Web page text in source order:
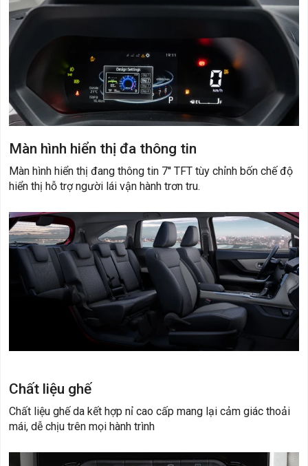
Màn hình hiển thị đa thông tin
Màn hình hiển thị đang thông tin 7'' TFT tùy chỉnh bốn chế độ
hiển thị hỗ trợ người lái vận hành trơn tru.
Chất liệu ghế
Chất liệu ghế da kết hợp nỉ cao cấp mang lại cảm giác thoải
mái, dễ chịu trên mọi hành trình